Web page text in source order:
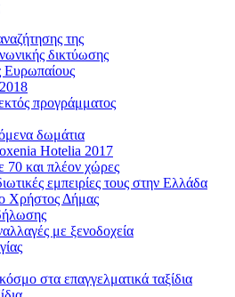
της
δικτύωσης
Ευρωπαίους
προγράμματος
δωμάτια
Hotelia 2017
70 και πλέον χώρες
εμπειρίες τους στην Ελλάδα
Χρήστος Δήμας
με ξενοδοχεία
στα επαγγελματικά ταξίδια